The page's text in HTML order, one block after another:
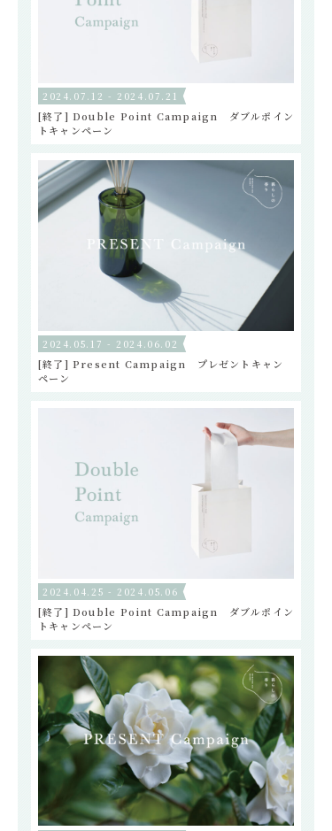
2024.07.12 - 2024.07.21
[終了] Double Point Campaign ダブルポイン
トキャンペーン
2024.05.17 - 2024.06.02
[終了] Present Campaign プレゼントキャン
ペーン
2024.04.25 - 2024.05.06
[終了] Double Point Campaign ダブルポイン
トキャンペーン